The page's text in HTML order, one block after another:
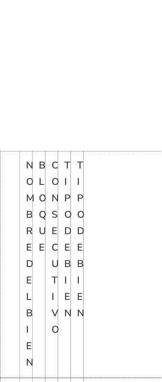
N
O
M
B
R
E
D
E
L
B
I
E
N
B
L
O
Q
U
E
C
O
N
S
E
C
U
T
I
V
O
T
I
P
O
D
E
B
I
E
N
T
I
P
O
D
E
B
I
E
N